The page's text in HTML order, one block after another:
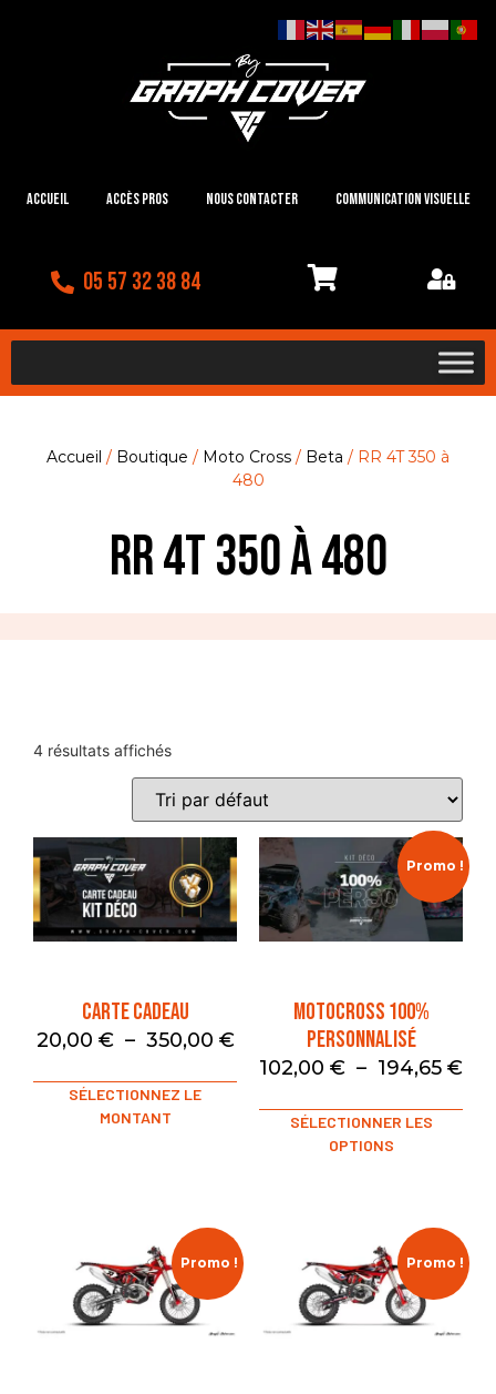
Accueil Accès Pros Nous contacter Communication visuelle
05 57 32 38 84
Accueil / Boutique / Moto Cross / Beta / RR 4T 350 à
480
RR 4T 350 à 480
4 résultats affichés
Carte Cadeau
20,00 € – 350,00 €
SÉLECTIONNEZ LE
MONTANT
Promo !
Motocross 100%
Personnalisé
102,00 € – 194,65 €
SÉLECTIONNER LES
OPTIONS
Promo ! Promo !